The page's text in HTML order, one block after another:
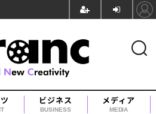
ビジネス
BUSINESS
メディア
MEDIA